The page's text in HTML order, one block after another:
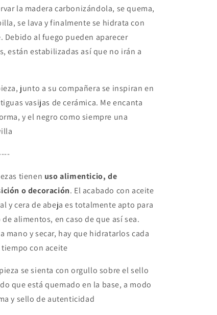
la madera carbonizándola, se quema,
se lava y finalmente se hidrata con
Debido al fuego pueden aparecer
están estabilizadas así que no irán a
junto a su compañera se inspiran en
vasijas de cerámica. Me encanta
y el negro como siempre una
tienen uso alimenticio, de
o decoración. El acabado con aceite
y cera de abeja es totalmente apto para
de alimentos, en caso de que así sea.
mano y secar, hay que hidratarlos cada
con aceite
se sienta con orgullo sobre el sello
que está quemado en la base, a modo
y sello de autenticidad